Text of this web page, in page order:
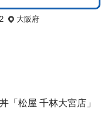
大阪府
「松屋 千林大宮店」